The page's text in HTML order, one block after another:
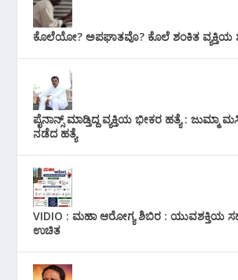
ಕೊಲೆಯೋ? ಅಪಘಾತವೊ? ಕೊಲೆ ಶಂಕಿತ ವ್ಯಕ್ತಿಯ
ಪೈನಾನ್ಸ್ ಮಾಡ್ತಿದ್ದ ವ್ಯಕ್ತಿಯ ಭೀಕರ‌ ಹತ್ಯೆ : ಜುಮ್ಮಾ
ನಡೆದ ಹತ್ಯೆ
VIDIO : ಮಹಾ ಆರೋಗ್ಯ ಶಿಬಿರ : ಯುವಶಕ್ತಿಯ
ಉಚಿತ